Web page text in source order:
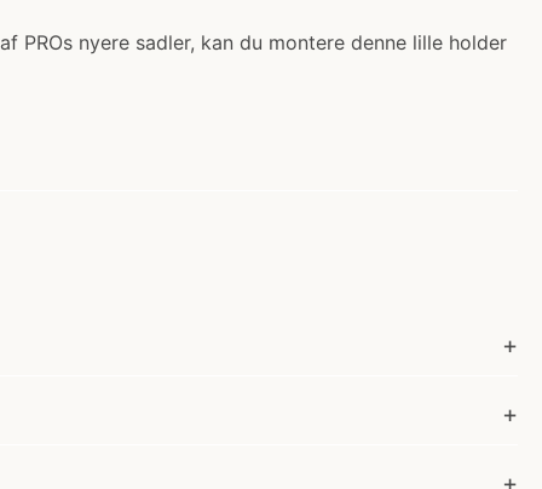
PROs nyere sadler, kan du montere denne lille holder